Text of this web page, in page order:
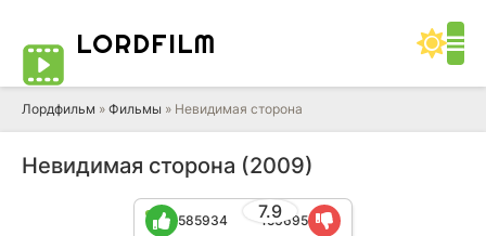
LORDFILM
Лордфильм » Фильмы » Невидимая сторона
Невидимая сторона (2009)
7.9
585934 156695